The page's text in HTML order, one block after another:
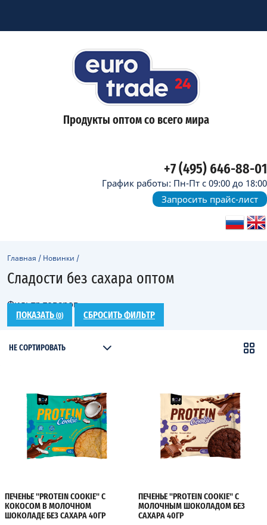
Продукты оптом со всего мира
+7 (495) 646-88-01
График работы: Пн-Пт с 09:00 до 18:00
Запросить прайс-лист
Главная / Новинки /
Сладости без сахара оптом
Фильтр товаров
ПОКАЗАТЬ (0) СБРОСИТЬ ФИЛЬТР
НЕ СОРТИРОВАТЬ
ПЕЧЕНЬЕ "PROTEIN COOKIE" С
КОКОСОМ В МОЛОЧНОМ
ШОКОЛАДЕ БЕЗ САХАРА 40ГР
ПЕЧЕНЬЕ "PROTEIN COOKIE" С
МОЛОЧНЫМ ШОКОЛАДОМ БЕЗ
САХАРА 40ГР